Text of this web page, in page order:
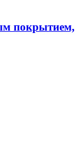
покрытием,